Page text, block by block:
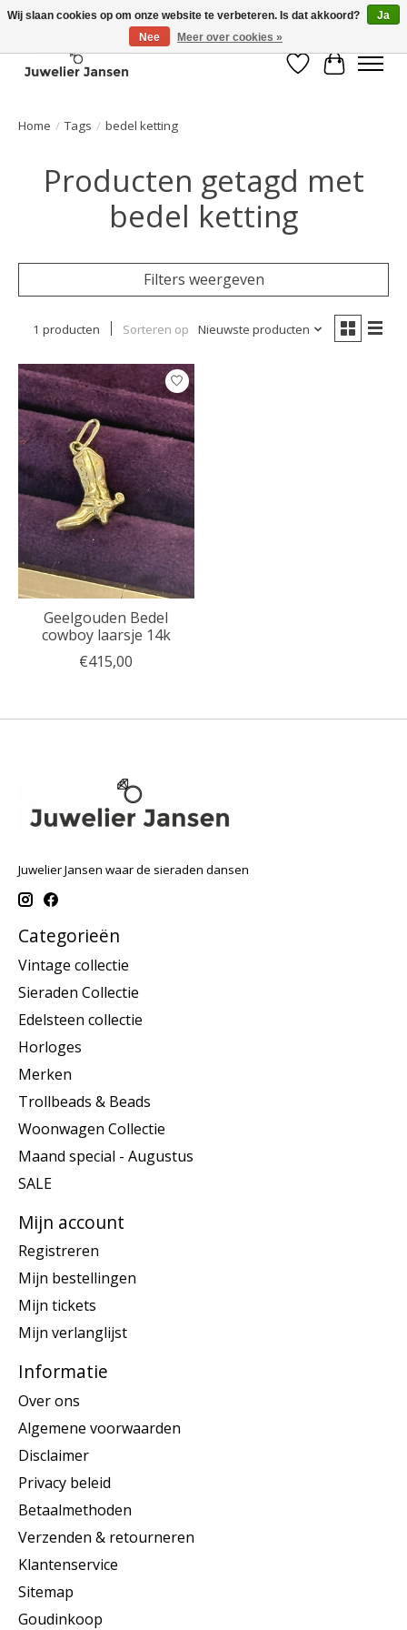
Verlanglijst
Home / Tags / bedel ketting
Producten getagd met
bedel ketting
Filters weergeven
1 producten Sorteren op Nieuwste producten
Geelgouden Bedel
cowboy laarsje 14k
€415,00
Juwelier Jansen waar de sieraden dansen
Categorieën
Vintage collectie
Sieraden Collectie
Edelsteen collectie
Horloges
Merken
Trollbeads & Beads
Woonwagen Collectie
Maand special - Augustus
SALE
Mijn account
Registreren
Mijn bestellingen
Mijn tickets
Mijn verlanglijst
Informatie
Over ons
Algemene voorwaarden
Disclaimer
Privacy beleid
Betaalmethoden
Verzenden & retourneren
Klantenservice
Sitemap
Goudinkoop
Wij slaan cookies op om onze website te verbeteren. Is dat akkoord?
Ja
Nee
Meer over cookies »